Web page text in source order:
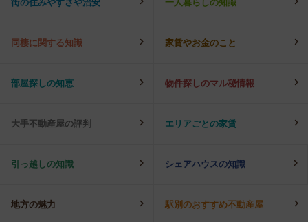
街の住みやすさや治安 一人暮らしの知識
同棲に関する知識 家賃やお金のこと
部屋探しの知恵 物件探しのマル秘情報
大手不動産屋の評判 エリアごとの家賃
引っ越しの知識 シェアハウスの知識
地方の魅力 駅別のおすすめ不動産屋